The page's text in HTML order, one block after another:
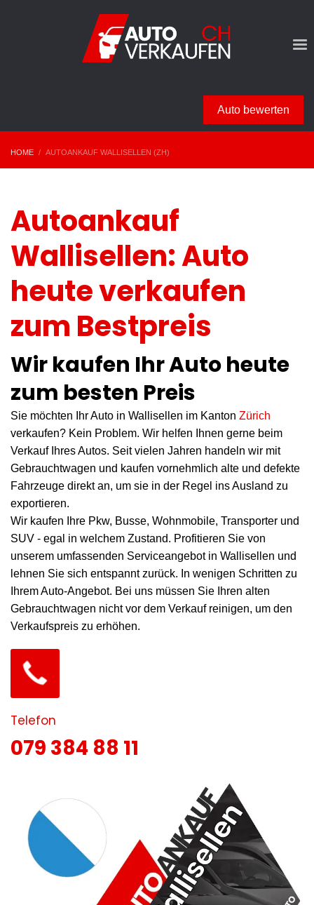
Auto bewerten
HOME AUTOANKAUF WALLISELLEN (ZH)
Autoankauf
Wallisellen: Auto
heute verkaufen
zum Bestpreis
Wir kaufen Ihr Auto heute
zum besten Preis
Sie möchten Ihr Auto in Wallisellen im Kanton Zürich
verkaufen? Kein Problem. Wir helfen Ihnen gerne beim
Verkauf Ihres Autos. Seit vielen Jahren handeln wir mit
Gebrauchtwagen und kaufen vornehmlich alte und defekte
Fahrzeuge direkt an, um sie in der Regel ins Ausland zu
exportieren.
Wir kaufen Ihre Pkw, Busse, Wohnmobile, Transporter und
SUV - egal in welchem Zustand. Profitieren Sie von
unserem umfassenden Serviceangebot in Wallisellen und
lehnen Sie sich entspannt zurück. In wenigen Schritten zu
Ihrem Auto-Angebot. Bei uns müssen Sie Ihren alten
Gebrauchtwagen nicht vor dem Verkauf reinigen, um den
Verkaufspreis zu erhöhen.
Telefon
079 384 88 11